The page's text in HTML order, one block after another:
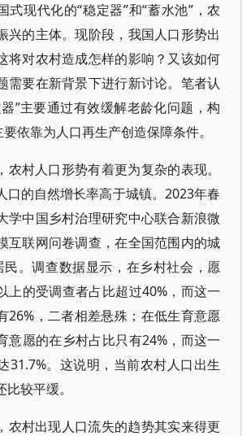
式现代化的“稳定器”和“蓄水池”，农
兴的主体。现阶段，我国人口形势出
将对农村造成怎样的影响？又该如何
需要在新背景下进行新讨论。笔者认
”主要通过有效缓解老龄化问题，构
依靠为人口再生产创造保障条件。
农村人口形势有着更为复杂的表现。
口的自然增长率高于城镇。2023年春
学中国乡村治理研究中心联合新浪微
互联网问卷调查，在全国范围内的城
民。调查数据显示，在乡村社会，愿
上的受调查者占比超过40%，而这一
26%，二者相差悬殊；在低生育意愿
意愿的在乡村占比只有24%，而这一
31.7%。这说明，当前农村人口出生
较平缓。
农村出现人口流失的趋势其实来得更